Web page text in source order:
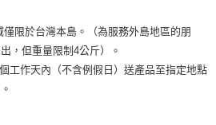
限於台灣本島。（為服務外島地區的朋
，但重量限制4公斤）。
工作天內（不含例假日）送產品至指定地點